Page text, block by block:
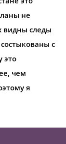
не
видны следы
с
это
чем
я